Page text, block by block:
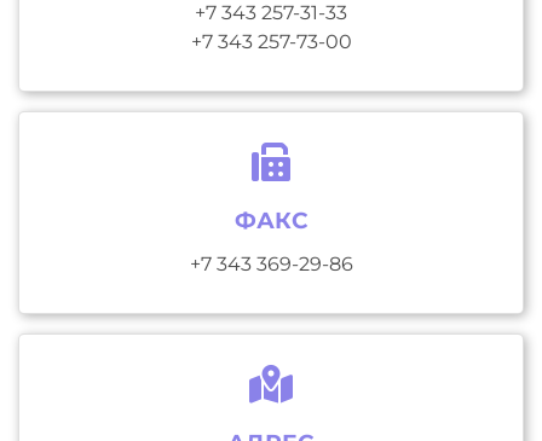
+7 343 257-31-33
+7 343 257-73-00
ФАКС
+7 343 369-29-86